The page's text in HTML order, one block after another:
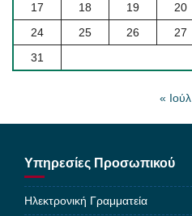
17
18 19 20
24
25 26 27
31
« Ιούλ
Υπηρεσίες Προσωπικού
Ηλεκτρονική Γραμματεία